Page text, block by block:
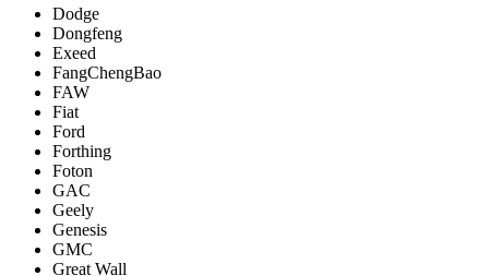
Dodge
Dongfeng
Exeed
FangChengBao
FAW
Fiat
Ford
Forthing
Foton
GAC
Geely
Genesis
GMC
Great Wall